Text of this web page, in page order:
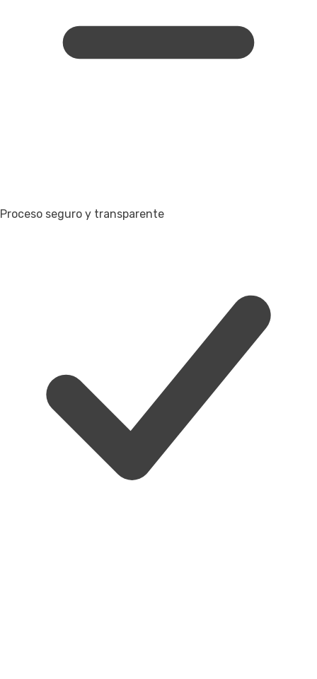
Proceso seguro y transparente